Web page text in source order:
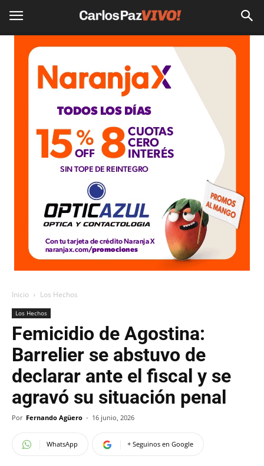
Inicio Los Hechos
Los Hechos
Femicidio de Agostina:
Barrelier se abstuvo de
declarar ante el fiscal y se
agravó su situación penal
Por Fernando Agüero - 16 junio, 2026
WhatsApp + Seguinos en Google